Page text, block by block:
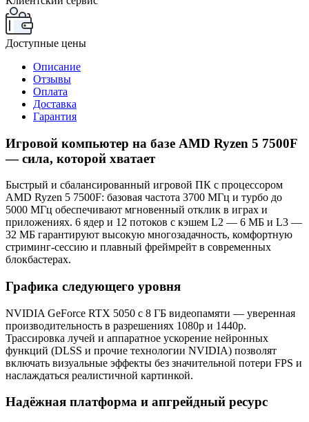
Доступные цены
Описание
Отзывы
Оплата
Доставка
Гарантия
Игровой компьютер на базе AMD Ryzen 5 7500F
— сила, которой хватает
Быстрый и сбалансированный игровой ПК с процессором
AMD Ryzen 5 7500F: базовая частота 3700 МГц и турбо до
5000 МГц обеспечивают мгновенный отклик в играх и
приложениях. 6 ядер и 12 потоков с кэшем L2 — 6 МБ и L3 —
32 МБ гарантируют высокую многозадачность, комфортную
стриминг-сессию и плавный фреймрейт в современных
блокбастерах.
Графика следующего уровня
NVIDIA GeForce RTX 5050 с 8 ГБ видеопамяти — уверенная
производительность в разрешениях 1080p и 1440p.
Трассировка лучей и аппаратное ускорение нейронных
функций (DLSS и прочие технологии NVIDIA) позволят
включать визуальные эффекты без значительной потери FPS и
наслаждаться реалистичной картинкой.
Надёжная платформа и апгрейдный ресурс